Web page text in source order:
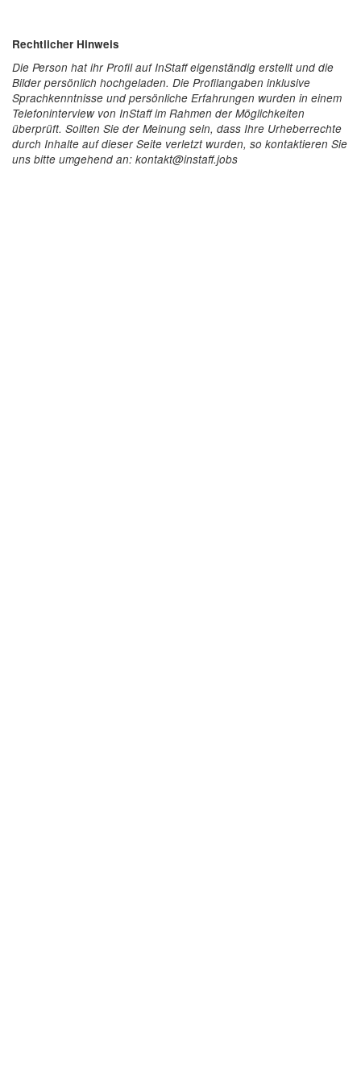
Rechtlicher Hinweis
Die Person hat ihr Profil auf InStaff eigenständig erstellt und die
Bilder persönlich hochgeladen. Die Profilangaben inklusive
Sprachkenntnisse und persönliche Erfahrungen wurden in einem
Telefoninterview von InStaff im Rahmen der Möglichkeiten
überprüft. Sollten Sie der Meinung sein, dass Ihre Urheberrechte
durch Inhalte auf dieser Seite verletzt wurden, so kontaktieren Sie
uns bitte umgehend an: kontakt@instaff.jobs